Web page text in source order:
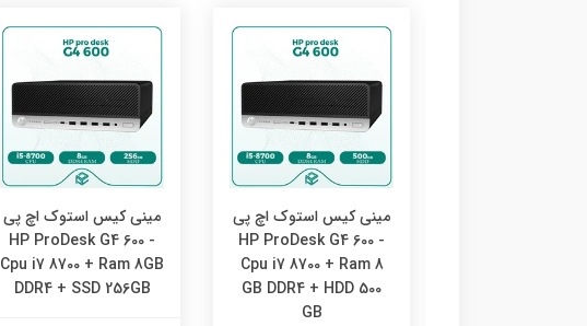
مینی کیس استوک اچ پی
HP ProDesk G4 600 -
Cpu i7 8700 + Ram 8
GB DDR4 + HDD 500
GB
مینی کیس استوک اچ پی
HP ProDesk G4 600 -
Cpu i7 8700 + Ram 8GB
DDR4 + SSD 256GB